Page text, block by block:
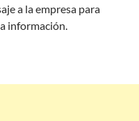
a la empresa para
información.